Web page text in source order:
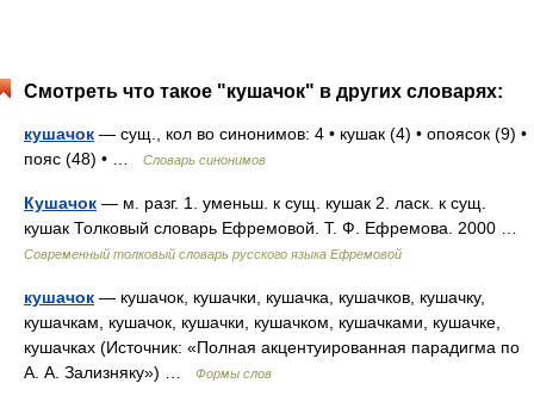
Смотреть что такое "кушачок" в других словарях:
кушачок — сущ., кол во синонимов: 4 • кушак (4) • опоясок (9) •
пояс (48) • …
Словарь синонимов
Кушачок — м. разг. 1. уменьш. к сущ. кушак 2. ласк. к сущ.
кушак Толковый словарь Ефремовой. Т. Ф. Ефремова. 2000 …
Современный толковый словарь русского языка Ефремовой
кушачок — кушачок, кушачки, кушачка, кушачков, кушачку,
кушачкам, кушачок, кушачки, кушачком, кушачками, кушачке,
кушачках (Источник: «Полная акцентуированная парадигма по
А. А. Зализняку») …
Формы слов